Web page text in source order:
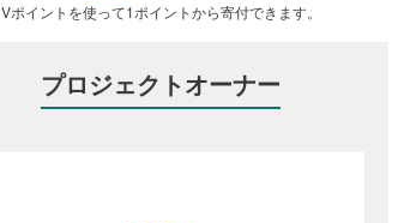
Vポイントを使って1ポイントから寄付できます。
プロジェクトオーナー